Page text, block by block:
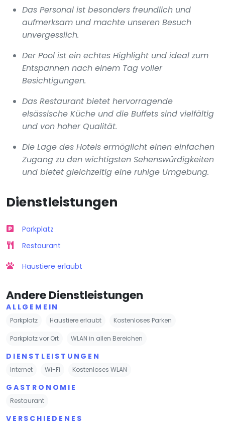
Das Personal ist besonders freundlich und
aufmerksam und machte unseren Besuch
unvergesslich.
Der Pool ist ein echtes Highlight und ideal zum
Entspannen nach einem Tag voller
Besichtigungen.
Das Restaurant bietet hervorragende
elsässische Küche und die Buffets sind vielfältig
und von hoher Qualität.
Die Lage des Hotels ermöglicht einen einfachen
Zugang zu den wichtigsten Sehenswürdigkeiten
und bietet gleichzeitig eine ruhige Umgebung.
Dienstleistungen
Parkplatz
Restaurant
Haustiere erlaubt
Andere Dienstleistungen
ALLGEMEIN
Parkplatz Haustiere erlaubt Kostenloses Parken
Parkplatz vor Ort WLAN in allen Bereichen
DIENSTLEISTUNGEN
Internet Wi-Fi Kostenloses WLAN
GASTRONOMIE
Restaurant
VERSCHIEDENES